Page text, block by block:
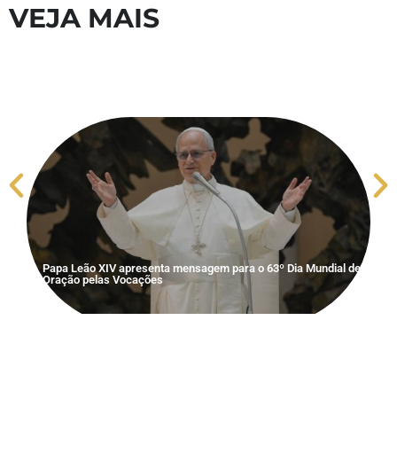
VEJA MAIS
Papa Leão XIV apresenta mensagem para o 63º Dia Mundial de
Oração pelas Vocações